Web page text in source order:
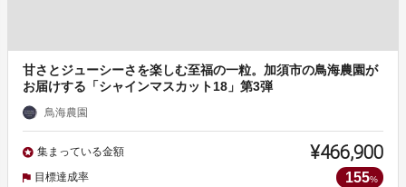
甘さとジューシーさを楽しむ至福の一粒。加須市の鳥海農園が
お届けする「シャインマスカット18」第3弾
鳥海農園
集まっている金額 ¥466,900
目標達成率 155%